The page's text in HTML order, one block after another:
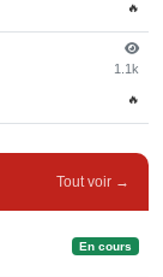
🔥
1.1k
🔥
Tout voir →
En cours